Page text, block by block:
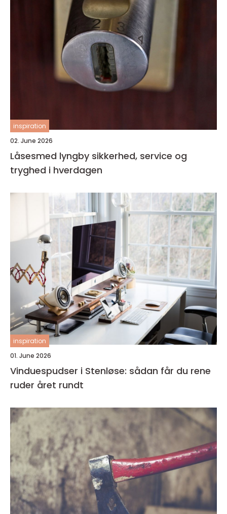
inspiration
02. June 2026
Låsesmed lyngby sikkerhed, service og
tryghed i hverdagen
inspiration
01. June 2026
Vinduespudser i Stenløse: sådan får du rene
ruder året rundt